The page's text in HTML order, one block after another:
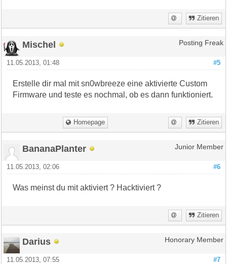
Zitieren
Mischel Posting Freak
#5
11.05.2013, 01:48
Erstelle dir mal mit sn0wbreeze eine aktivierte Custom
Firmware und teste es nochmal, ob es dann funktioniert.
Homepage Zitieren
BananaPlanter Junior Member
#6
11.05.2013, 02:06
Was meinst du mit aktiviert ? Hacktiviert ?
Zitieren
Darius Honorary Member
#7
11.05.2013, 07:55